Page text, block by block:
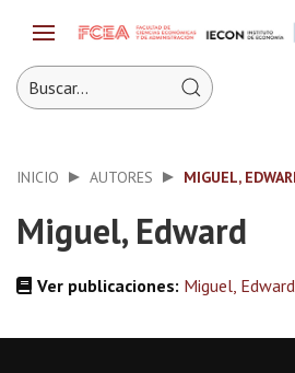
INICIO AUTORES MIGUEL,
Miguel, Edward
Ver publicaciones: Miguel, Edward